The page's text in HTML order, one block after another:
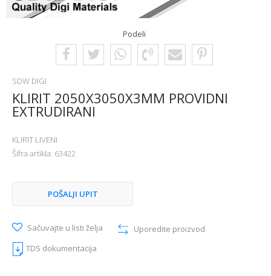
Podeli
SDW DIGI
KLIRIT 2050X3050X3MM PROVIDNI
EXTRUDIRANI
KLIRIT LIVENI
Šifra artikla: 63422
POŠALJI UPIT
Sačuvajte u listi želja
Uporedite proizvod
TDS dokumentacija